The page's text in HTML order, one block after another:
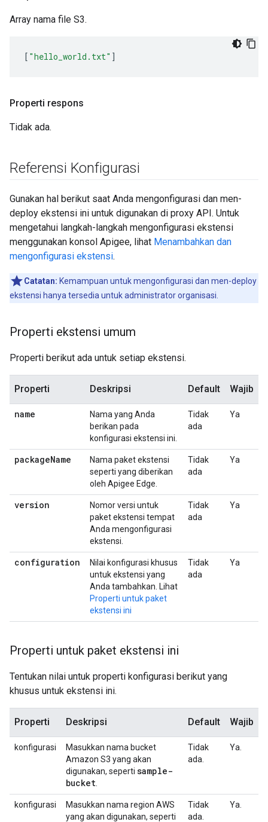
Array nama file S3.
[ "hello_world.txt" ]
Properti respons
Tidak ada.
Referensi Konfigurasi
Gunakan hal berikut saat Anda mengonfigurasi dan men-
deploy ekstensi ini untuk digunakan di proxy API. Untuk
mengetahui langkah-langkah mengonfigurasi ekstensi
menggunakan konsol Apigee, lihat Menambahkan dan
mengonfigurasi ekstensi.
Catatan: Kemampuan untuk mengonfigurasi dan men-deploy
ekstensi hanya tersedia untuk administrator organisasi.
Properti ekstensi umum
Properti berikut ada untuk setiap ekstensi.
Properti Deskripsi Default Wajib
name
Nama yang Anda
berikan pada
konfigurasi ekstensi ini.
Tidak
ada
Ya
packageName
Nama paket ekstensi
seperti yang diberikan
oleh Apigee Edge.
Tidak
ada
Ya
version
Nomor versi untuk
paket ekstensi tempat
Anda mengonfigurasi
ekstensi.
Tidak
ada
Ya
configuration
Nilai konfigurasi khusus
untuk ekstensi yang
Anda tambahkan. Lihat
Properti untuk paket
ekstensi ini
Tidak
ada
Ya
Properti untuk paket ekstensi ini
Tentukan nilai untuk properti konfigurasi berikut yang
khusus untuk ekstensi ini.
Properti Deskripsi Default Wajib
konfigurasi
Masukkan nama bucket
Amazon S3 yang akan
digunakan, seperti sample-
bucket
Tidak
ada.
Ya.
konfigurasi
Masukkan nama region AWS
yang akan digunakan, seperti
Tidak
ada.
Ya.